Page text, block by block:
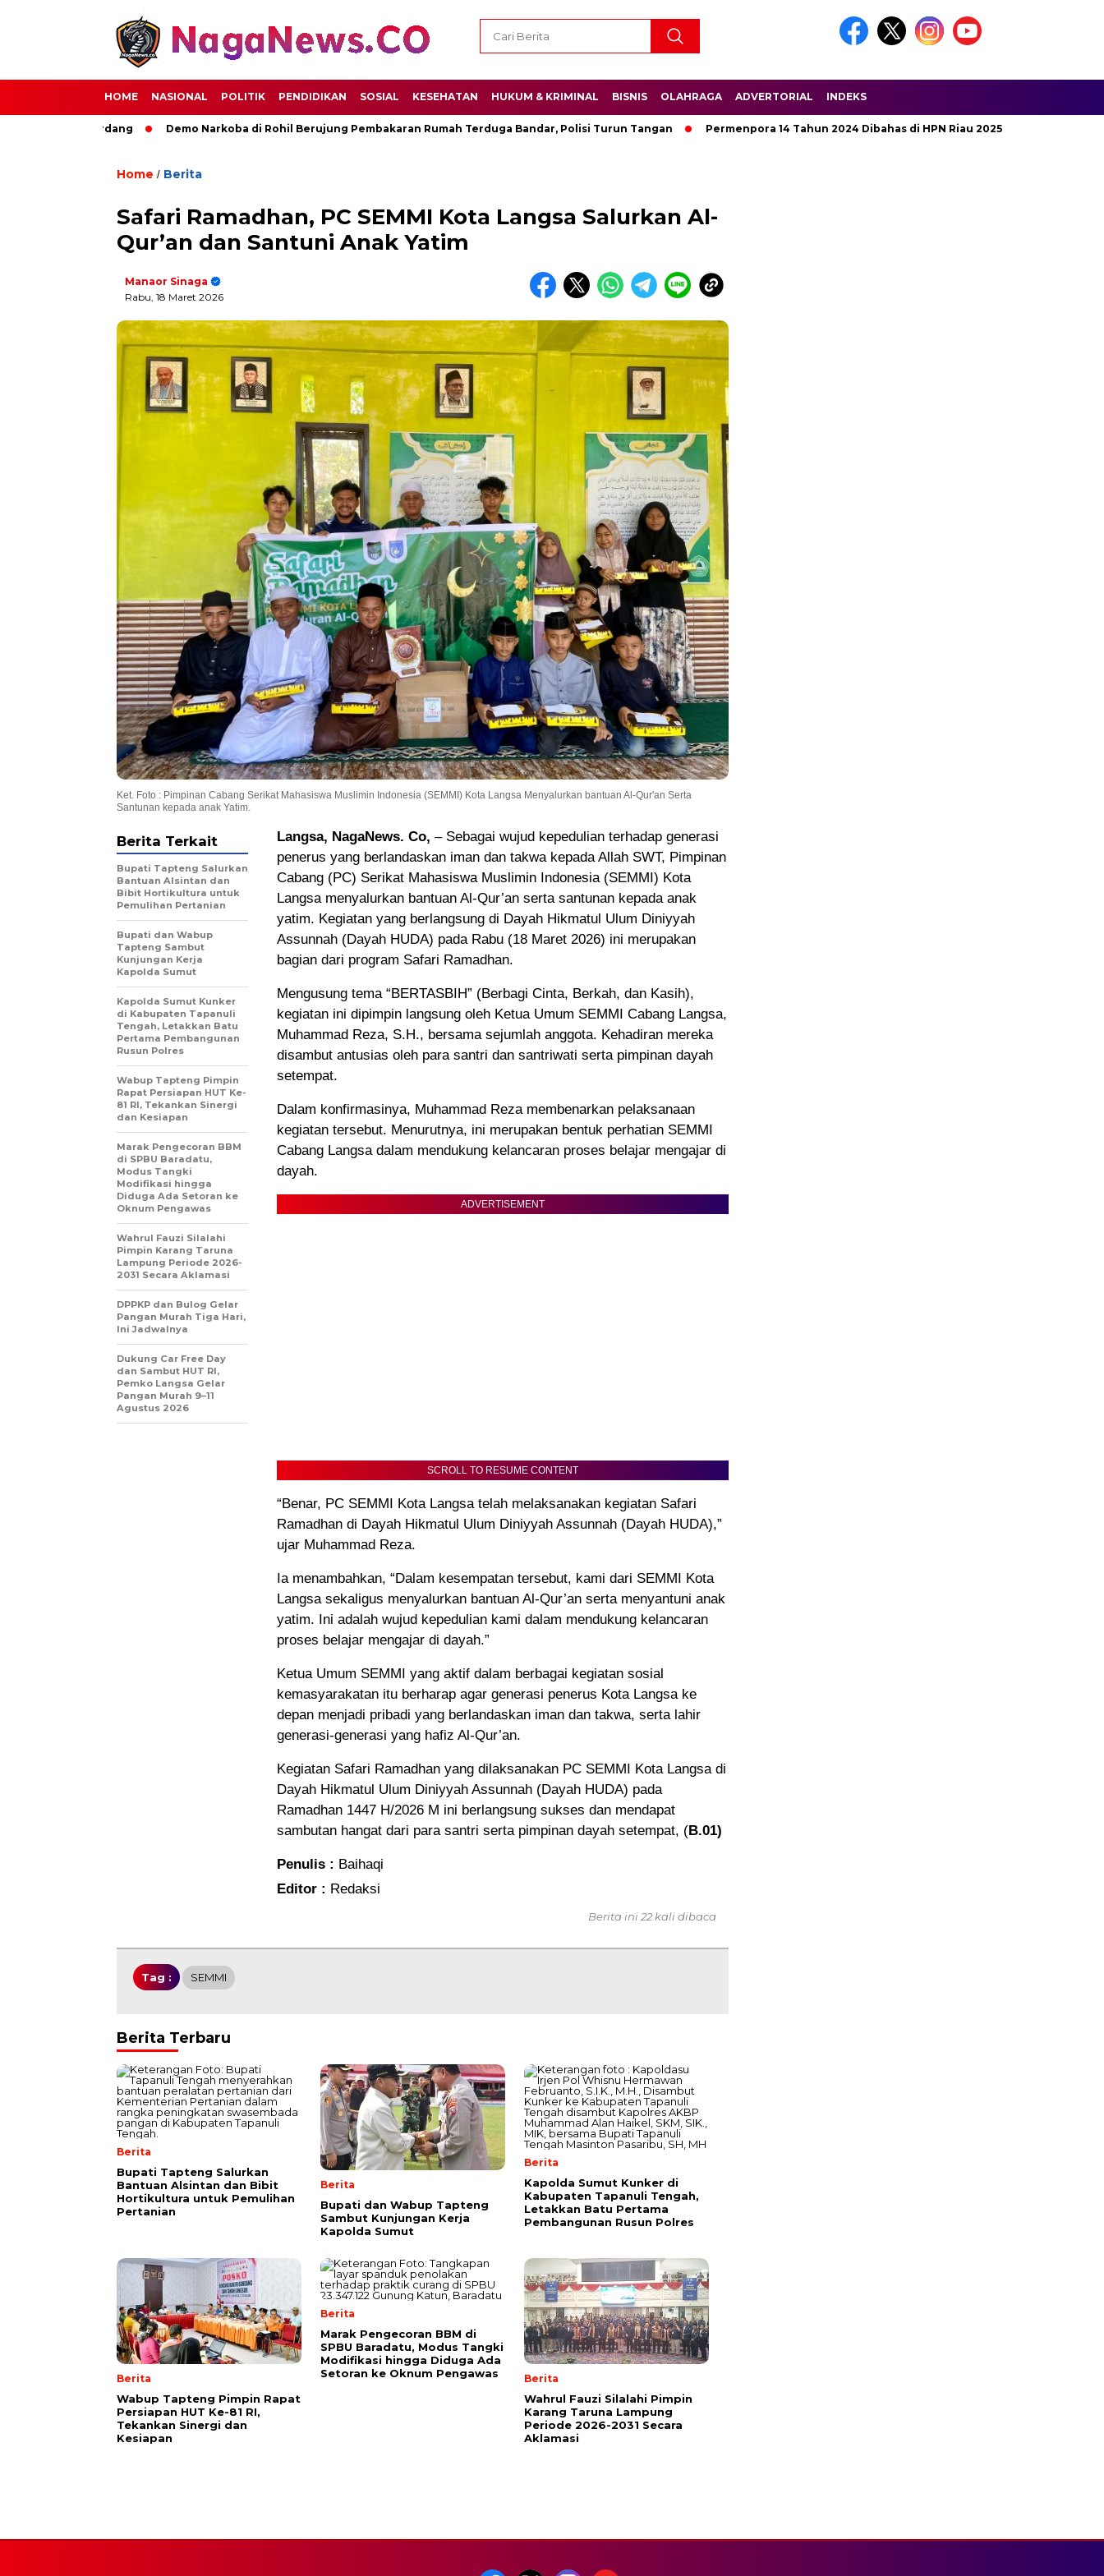
HOME NASIONAL POLITIK PENDIDIKAN SOSIAL KESEHATAN HUKUM & KRIMINAL BISNIS OLAHRAGA ADVERTORIAL INDEKS
Demo Narkoba di Rohil Berujung Pembakaran Rumah Terduga Bandar, Polisi Turun Tangan Permenpora 14 Tahun 2024 Dibahas di HPN Riau 2025 Jalan Penghubung
Home / Berita
Safari Ramadhan, PC SEMMI Kota Langsa Salurkan Al-
Qur’an dan Santuni Anak Yatim
Manaor Sinaga
Rabu, 18 Maret 2026
Ket. Foto : Pimpinan Cabang Serikat Mahasiswa Muslimin Indonesia (SEMMI) Kota Langsa Menyalurkan bantuan Al-Qur'an Serta
Santunan kepada anak Yatim.
Langsa, NagaNews. Co, – Sebagai wujud kepedulian terhadap generasi
penerus yang berlandaskan iman dan takwa kepada Allah SWT, Pimpinan
Cabang (PC) Serikat Mahasiswa Muslimin Indonesia (SEMMI) Kota
Langsa menyalurkan bantuan Al-Qur’an serta santunan kepada anak
yatim. Kegiatan yang berlangsung di Dayah Hikmatul Ulum Diniyyah
Assunnah (Dayah HUDA) pada Rabu (18 Maret 2026) ini merupakan
bagian dari program Safari Ramadhan.
Mengusung tema “BERTASBIH” (Berbagi Cinta, Berkah, dan Kasih),
kegiatan ini dipimpin langsung oleh Ketua Umum SEMMI Cabang Langsa,
Muhammad Reza, S.H., bersama sejumlah anggota. Kehadiran mereka
disambut antusias oleh para santri dan santriwati serta pimpinan dayah
setempat.
Dalam konfirmasinya, Muhammad Reza membenarkan pelaksanaan
kegiatan tersebut. Menurutnya, ini merupakan bentuk perhatian SEMMI
Cabang Langsa dalam mendukung kelancaran proses belajar mengajar di
dayah.
ADVERTISEMENT
SCROLL TO RESUME CONTENT
“Benar, PC SEMMI Kota Langsa telah melaksanakan kegiatan Safari
Ramadhan di Dayah Hikmatul Ulum Diniyyah Assunnah (Dayah HUDA),”
ujar Muhammad Reza.
Ia menambahkan, “Dalam kesempatan tersebut, kami dari SEMMI Kota
Langsa sekaligus menyalurkan bantuan Al-Qur’an serta menyantuni anak
yatim. Ini adalah wujud kepedulian kami dalam mendukung kelancaran
proses belajar mengajar di dayah.”
Ketua Umum SEMMI yang aktif dalam berbagai kegiatan sosial
kemasyarakatan itu berharap agar generasi penerus Kota Langsa ke
depan menjadi pribadi yang berlandaskan iman dan takwa, serta lahir
generasi-generasi yang hafiz Al-Qur’an.
Kegiatan Safari Ramadhan yang dilaksanakan PC SEMMI Kota Langsa di
Dayah Hikmatul Ulum Diniyyah Assunnah (Dayah HUDA) pada
Ramadhan 1447 H/2026 M ini berlangsung sukses dan mendapat
sambutan hangat dari para santri serta pimpinan dayah setempat, (B.01)
Penulis : Baihaqi
Editor : Redaksi
Berita Terkait
Bupati Tapteng Salurkan
Bantuan Alsintan dan
Bibit Hortikultura untuk
Pemulihan Pertanian
Bupati dan Wabup
Tapteng Sambut
Kunjungan Kerja
Kapolda Sumut
Kapolda Sumut Kunker
di Kabupaten Tapanuli
Tengah, Letakkan Batu
Pertama Pembangunan
Rusun Polres
Wabup Tapteng Pimpin
Rapat Persiapan HUT Ke-
81 RI, Tekankan Sinergi
dan Kesiapan
Marak Pengecoran BBM
di SPBU Baradatu,
Modus Tangki
Modifikasi hingga
Diduga Ada Setoran ke
Oknum Pengawas
Wahrul Fauzi Silalahi
Pimpin Karang Taruna
Lampung Periode 2026-
2031 Secara Aklamasi
DPPKP dan Bulog Gelar
Pangan Murah Tiga Hari,
Ini Jadwalnya
Dukung Car Free Day
dan Sambut HUT RI,
Pemko Langsa Gelar
Pangan Murah 9–11
Agustus 2026
Berita ini 22 kali dibaca
Tag : SEMMI
Berita Terbaru
Berita
Bupati Tapteng Salurkan
Bantuan Alsintan dan Bibit
Hortikultura untuk Pemulihan
Pertanian
Berita
Bupati dan Wabup Tapteng
Sambut Kunjungan Kerja
Kapolda Sumut
Berita
Kapolda Sumut Kunker di
Kabupaten Tapanuli Tengah,
Letakkan Batu Pertama
Pembangunan Rusun Polres
Berita
Wabup Tapteng Pimpin Rapat
Persiapan HUT Ke-81 RI,
Tekankan Sinergi dan
Kesiapan
Berita
Marak Pengecoran BBM di
SPBU Baradatu, Modus Tangki
Modifikasi hingga Diduga Ada
Setoran ke Oknum Pengawas
Berita
Wahrul Fauzi Silalahi Pimpin
Karang Taruna Lampung
Periode 2026-2031 Secara
Aklamasi